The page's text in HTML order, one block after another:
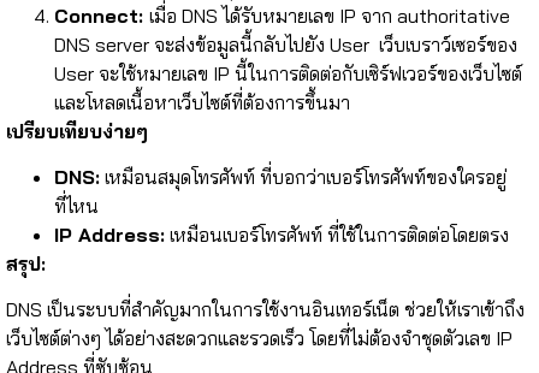
Connect: เมื่อ DNS ได้รับหมายเลข IP จาก authoritative
DNS server จะส่งข้อมูลนี้กลับไปยัง User เว็บเบราว์เซอร์ของ
User จะใช้หมายเลข IP นี้ในการติดต่อกับเซิร์ฟเวอร์ของเว็บไซต์
และโหลดเนื้อหาเว็บไซต์ที่ต้องการขึ้นมา
เปรียบเทียบง่ายๆ
DNS: เหมือนสมุดโทรศัพท์ ที่บอกว่าเบอร์โทรศัพท์ของใครอยู่
ที่ไหน
IP Address: เหมือนเบอร์โทรศัพท์ ที่ใช้ในการติดต่อโดยตรง
สรุป:
DNS เป็นระบบที่สำคัญมากในการใช้งานอินเทอร์เน็ต ช่วยให้เราเข้าถึง
เว็บไซต์ต่างๆ ได้อย่างสะดวกและรวดเร็ว โดยที่ไม่ต้องจำชุดตัวเลข IP
Address ที่ซับซ้อน